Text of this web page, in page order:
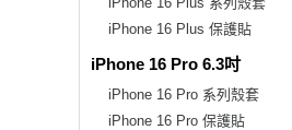
iPhone 16 Plus 保護貼
iPhone 16 Pro 6.3吋
iPhone 16 Pro 系列殼套
iPhone 16 Pro 保護貼